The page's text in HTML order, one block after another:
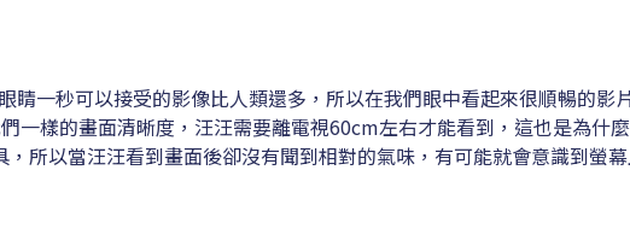
睛一秒可以接受的影像比人類還多，所以在我們眼中看起來很順暢的影
樣的畫面清晰度，汪汪需要離電視60cm左右才能看到，這也是為什
所以當汪汪看到畫面後卻沒有聞到相對的氣味，有可能就會意識到螢幕